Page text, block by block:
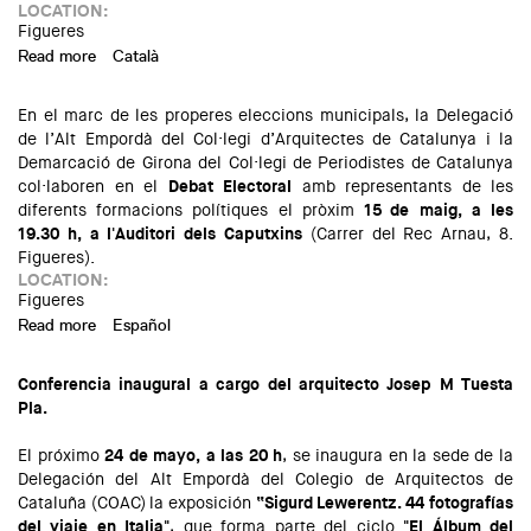
LOCATION:
Figueres
Read more about Elecciones Municipales 2019. Debate con las
Català
En el marc de les properes eleccions municipals, la Delegació
de l’Alt Empordà del Col·legi d’Arquitectes de Catalunya i la
Demarcació de Girona del Col·legi de Periodistes de Catalunya
col·laboren en el Debat Electoral amb representants de les
diferents formacions polítiques el pròxim15 de maig, a les
19.30 h, a l'Auditori dels Caputxins (Carrer del Rec Arnau, 8.
Figueres).
LOCATION:
Figueres
Read more about Eleccions Municipals 2019. Debat amb les
Español
Conferencia inaugural a cargo del arquitecto Josep M Tuesta
Pla.
El próximo24 de mayo, a las 20 h, se inaugura en la sede de la
Delegación del Alt Empordà del Colegio de Arquitectos de
Cataluña (COAC) la exposición “Sigurd Lewerentz. 44 fotografías